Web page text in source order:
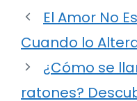
El Amor No
Cuando lo
¿Cómo se
ratones?